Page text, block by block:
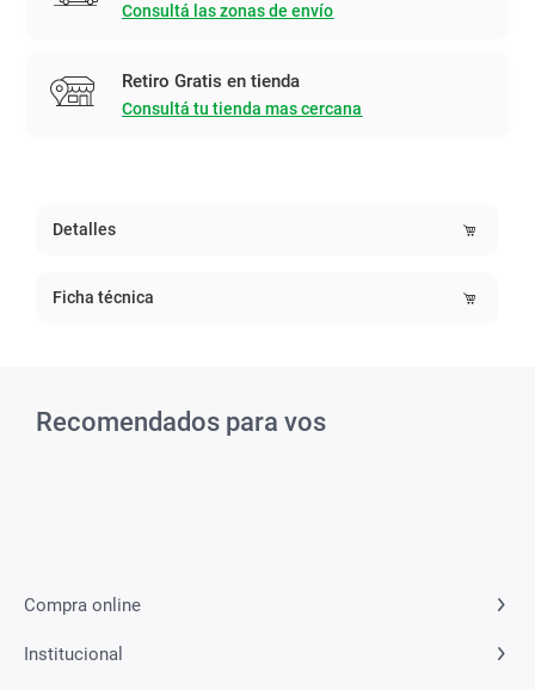
Consultá las zonas de envío
Retiro Gratis en tienda
Consultá tu tienda mas cercana
Detalles
Ficha técnica
Recomendados para vos